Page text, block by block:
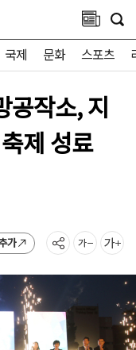
국제 문화 스포츠
공작소, 지
제 성료
가